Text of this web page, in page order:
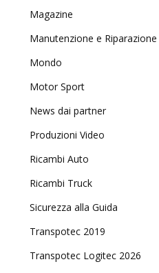
Magazine
Manutenzione e Riparazione
Mondo
Motor Sport
News dai partner
Produzioni Video
Ricambi Auto
Ricambi Truck
Sicurezza alla Guida
Transpotec 2019
Transpotec Logitec 2026